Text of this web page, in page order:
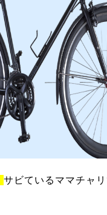
サビているママチャ